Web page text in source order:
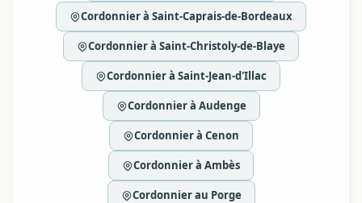
Cordonnier à Saint-Caprais-de-Bordeaux
Cordonnier à Saint-Christoly-de-Blaye
Cordonnier à Saint-Jean-d'Illac
Cordonnier à Audenge
Cordonnier à Cenon
Cordonnier à Ambès
Cordonnier au Porge